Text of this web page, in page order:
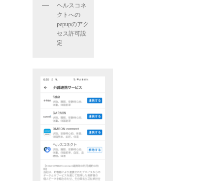
ヘルスコネ
クトへの
pepupのアク
セス許可設
定